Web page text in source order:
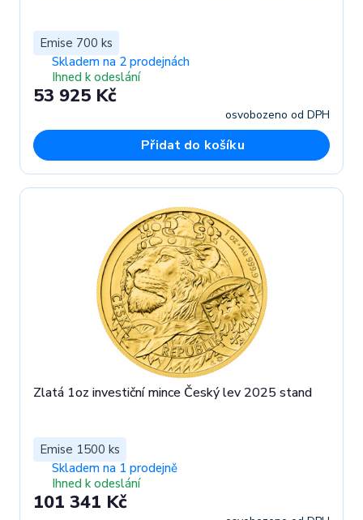
Emise 700 ks
Skladem na 2 prodejnách
Ihned k odeslání
53 925 Kč
osvobozeno od DPH
Přidat do košíku
Zlatá 1oz investiční mince Český lev 2025 stand
Emise 1500 ks
Skladem na 1 prodejně
Ihned k odeslání
101 341 Kč